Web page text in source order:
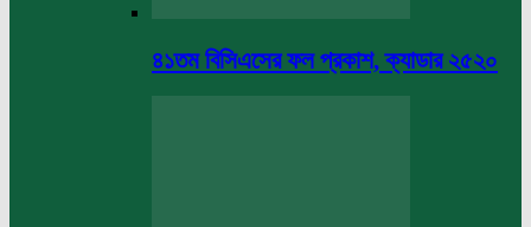
৪১তম বিসিএসের ফল প্রকাশ, ক্যাডার ২৫২০